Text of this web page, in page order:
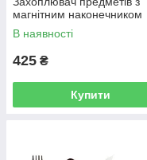
магнітним наконечником
В наявності
425 ₴
Купити